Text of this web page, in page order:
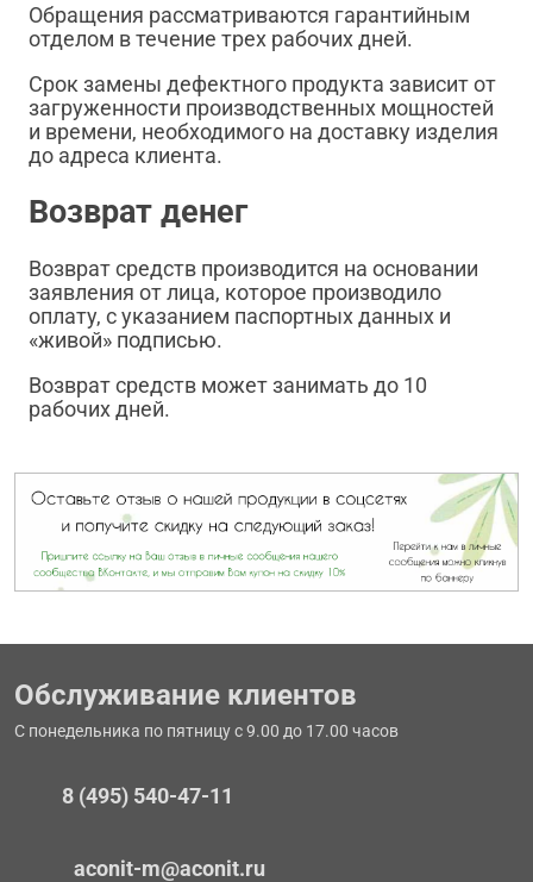
Обращения рассматриваются гарантийным
отделом в течение трех рабочих дней.
Срок замены дефектного продукта зависит от
загруженности производственных мощностей
и времени, необходимого на доставку изделия
до адреса клиента.
Возврат денег
Возврат средств производится на основании
заявления от лица, которое производило
оплату, с указанием паспортных данных и
«живой» подписью.
Возврат средств может занимать до 10
рабочих дней.
Обслуживание клиентов
С понедельника по пятницу с 9.00 до 17.00 часов
8 (495) 540-47-11
aconit-m@aconit.ru